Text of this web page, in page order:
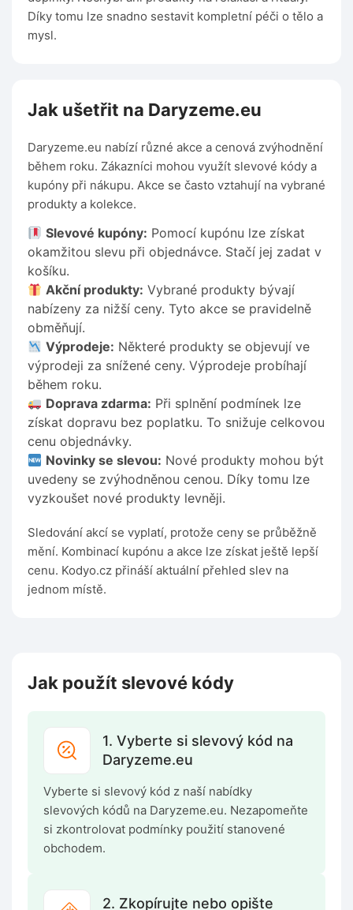
Díky tomu lze snadno sestavit kompletní péči o tělo a
mysl.
Jak ušetřit na Daryzeme.eu
Daryzeme.eu nabízí různé akce a cenová zvýhodnění
během roku. Zákazníci mohou využít slevové kódy a
kupóny při nákupu. Akce se často vztahují na vybrané
produkty a kolekce.
Slevové kupóny: Pomocí kupónu lze získat
okamžitou slevu při objednávce. Stačí jej zadat v
košíku.
Akční produkty: Vybrané produkty bývají
nabízeny za nižší ceny. Tyto akce se pravidelně
obměňují.
Výprodeje: Některé produkty se objevují ve
výprodeji za snížené ceny. Výprodeje probíhají
během roku.
Doprava zdarma: Při splnění podmínek lze
získat dopravu bez poplatku. To snižuje celkovou
cenu objednávky.
Novinky se slevou: Nové produkty mohou být
uvedeny se zvýhodněnou cenou. Díky tomu lze
vyzkoušet nové produkty levněji.
Sledování akcí se vyplatí, protože ceny se průběžně
mění. Kombinací kupónu a akce lze získat ještě lepší
cenu. Kodyo.cz přináší aktuální přehled slev na
jednom místě.
Jak použít slevové kódy
1. Vyberte si slevový kód na
Daryzeme.eu
Vyberte si slevový kód z naší nabídky
slevových kódů na Daryzeme.eu. Nezapomeňte
si zkontrolovat podmínky použití stanovené
obchodem.
2. Zkopírujte nebo opište